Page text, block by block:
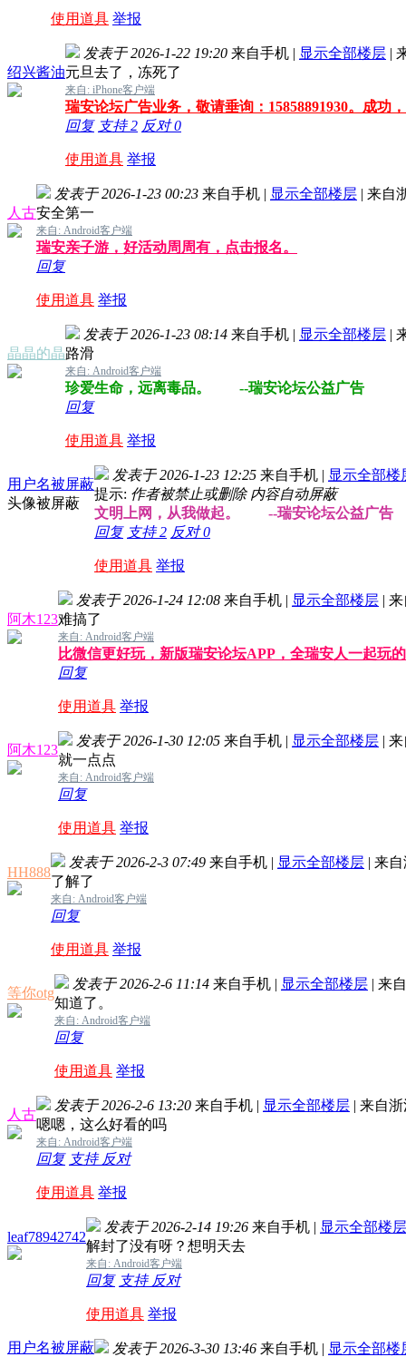
使用道具 举报
绍兴酱油
发表于 2026-1-22 19:20 来自手机 | 显示全部楼层 |
元旦去了，冻死了
来自: iPhone客户端
瑞安论坛广告业务，敬请垂询：15858891930。成功
回复 支持2 反对0
使用道具 举报
人古
发表于 2026-1-23 00:23 来自手机 | 显示全部楼层 | 来自
安全第一
来自: Android客户端
瑞安亲子游，好活动周周有，点击报名。
回复
使用道具 举报
晶晶的晶
发表于 2026-1-23 08:14 来自手机 | 显示全部楼层 |
路滑
来自: Android客户端
珍爱生命，远离毒品。 --瑞安论坛公益广告
回复
使用道具 举报
用户名被屏蔽
头像被屏蔽
发表于 2026-1-23 12:25 来自手机 | 显示全部楼
提示: 作者被禁止或删除 内容自动屏蔽
文明上网，从我做起。 --瑞安论坛公益广告
回复 支持2 反对0
使用道具 举报
阿木123
发表于 2026-1-24 12:08 来自手机 | 显示全部楼层 | 来
难搞了
来自: Android客户端
比微信更好玩，新版瑞安论坛APP，全瑞安人一起玩
回复
使用道具 举报
阿木123
发表于 2026-1-30 12:05 来自手机 | 显示全部楼层 | 来
就一点点
来自: Android客户端
回复
使用道具 举报
HH888
发表于 2026-2-3 07:49 来自手机 | 显示全部楼层 | 来
了解了
来自: Android客户端
回复
使用道具 举报
等你otg
发表于 2026-2-6 11:14 来自手机 | 显示全部楼层 | 来
知道了。
来自: Android客户端
回复
使用道具 举报
人古
发表于 2026-2-6 13:20 来自手机 | 显示全部楼层 | 来自浙
嗯嗯，这么好看的吗
来自: Android客户端
回复 支持 反对
使用道具 举报
leaf78942742
发表于 2026-2-14 19:26 来自手机 | 显示全部楼层
解封了没有呀？想明天去
来自: Android客户端
回复 支持 反对
使用道具 举报
用户名被屏蔽
发表于 2026-3-30 13:46 来自手机 | 显示全部楼